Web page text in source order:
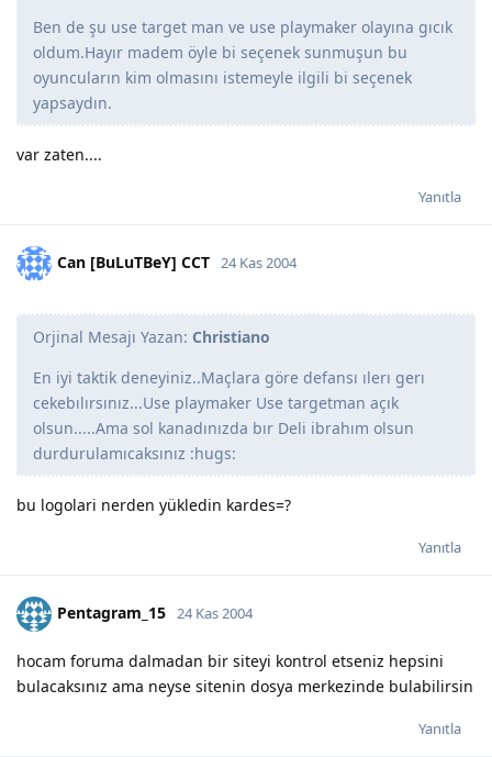
Ben de şu use target man ve use playmaker olayına gıcık
oldum.Hayır madem öyle bi seçenek sunmuşun bu
oyuncuların kim olmasını istemeyle ilgili bi seçenek
yapsaydın.
var zaten....
Yanıtla
Can [BuLuTBeY] CCT 24 Kas 2004
Orjinal Mesajı Yazan: Christiano
En iyi taktik deneyiniz..Maçlara göre defansı ılerı gerı
cekebılırsınız...Use playmaker Use targetman açık
olsun.....Ama sol kanadınızda bır Deli ibrahım olsun
durdurulamıcaksınız :hugs:
bu logolari nerden yükledin kardes=?
Yanıtla
Pentagram_15 24 Kas 2004
hocam foruma dalmadan bir siteyi kontrol etseniz hepsini
bulacaksınız ama neyse sitenin dosya merkezinde bulabilirsin
Yanıtla